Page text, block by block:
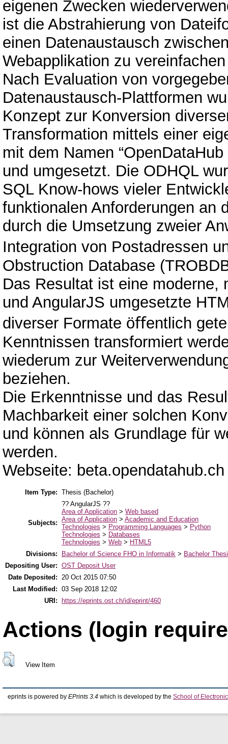
eigenen Zwecken
ist die Abstrahierung von
einen Datenaustausch
Webapplikation zu
Nach Evaluation von
Datenaustausch-Plattformen
Konzept zur Konversion
Transformation mittels einer
mit dem Namen
und umgesetzt. Die ODHQL
SQL Know-hows vieler
funktionalen Anforderungen an
durch die Umsetzung zweier
Integration von Postadressen
Obstruction Database
Das Resultat ist eine moderne,
und AngularJS umgesetzte
diverser Formate öﬀentlich
Kenntnissen transformiert
wiederum zur
beziehen.
Die Erkenntnisse und das
Machbarkeit einer solchen
und können als Grundlage für
werden.
Webseite: beta.opendatahub.ch
Item Type: Thesis (Bachelor)
Subjects:
?? AngularJS ??
Area of Application > Web based
Area of Application > Academic and Education
Technologies > Programming Languages > Python
Technologies > Databases
Technologies > Web > HTML5
Divisions:
Bachelor of Science FHO in Informatik > Bachelor
Depositing User: OST Deposit User
Date Deposited: 20 Oct 2015 07:50
Last Modified: 03 Sep 2018 12:02
URI:
https://eprints.ost.ch/id/eprint/460
Actions (login
View Item
eprints is powered by EPrints 3.4 which is developed by the School of